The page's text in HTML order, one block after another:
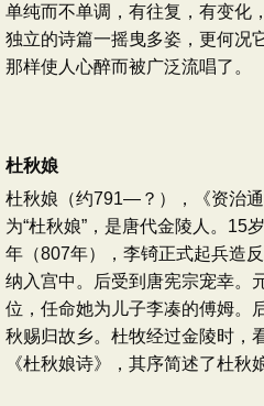
单纯而不单调，有往复，有变化
独立的诗篇一摇曳多姿，更何况
那样使人心醉而被广泛流唱了。
杜秋娘
杜秋娘（约791—？），《资治
为“杜秋娘”，是唐代金陵人。15
年（807年），李锜正式起兵造
纳入宫中。后受到唐宪宗宠幸。
位，任命她为儿子李凑的傅姆。
秋赐归故乡。杜牧经过金陵时，
《杜秋娘诗》，其序简述了杜秋